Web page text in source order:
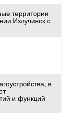
территории
Излучинск с
в
и функций